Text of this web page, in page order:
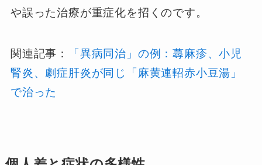
や誤った治療が重症化を招くのです。
関連記事：
「異病同治」の例：蕁麻疹、小児
腎炎、劇症肝炎が同じ「麻黄連軺赤小豆湯」
で治った